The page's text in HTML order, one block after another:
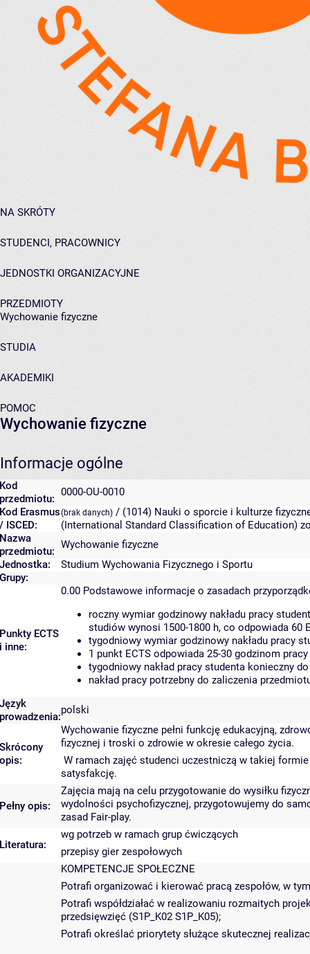
NA SKRÓTY
STUDENCI, PRACOWNICY
JEDNOSTKI ORGANIZACYJNE
PRZEDMIOTY
Wychowanie fizyczne
STUDIA
AKADEMIKI
POMOC
Wychowanie fizyczne
Informacje ogólne
Kod
przedmiotu:
0000-OU-0010
Kod Erasmus
/ ISCED:
(brak danych) / (1014) Nauki o sporcie i kulturze
(International Standard Classification of Education)
Nazwa
przedmiotu:
Wychowanie fizyczne
Jednostka:
Studium Wychowania Fizycznego i Sportu
Grupy:
Punkty ECTS
i inne:
0.00 Podstawowe informacje o zasadach
roczny wymiar godzinowy nakładu pracy
studiów wynosi 1500-1800 h, co odpowiada 60
tygodniowy wymiar godzinowy nakładu pracy
1 punkt ECTS odpowiada 25-30 godzinom
tygodniowy nakład pracy studenta konieczny
nakład pracy potrzebny do zaliczenia
Język
prowadzenia:
polski
Skrócony
opis:
Wychowanie fizyczne pełni funkcję edukacyjną,
fizycznej i troski o zdrowie w okresie całego życia.
W ramach zajęć studenci uczestniczą w takiej
satysfakcję.
Pełny opis:
Zajęcia mają na celu przygotowanie do wysiłku
wydolności psychofizycznej, przygotowujemy do
zasad Fair-play.
Literatura:
wg potrzeb w ramach grup ćwiczących
przepisy gier zespołowych
KOMPETENCJE SPOŁECZNE
Potrafi organizować i kierować pracą zespołów, w
Potrafi współdziałać w realizowaniu rozmaitych
przedsięwzięć (S1P_K02 S1P_K05);
Potrafi określać priorytety służące skutecznej